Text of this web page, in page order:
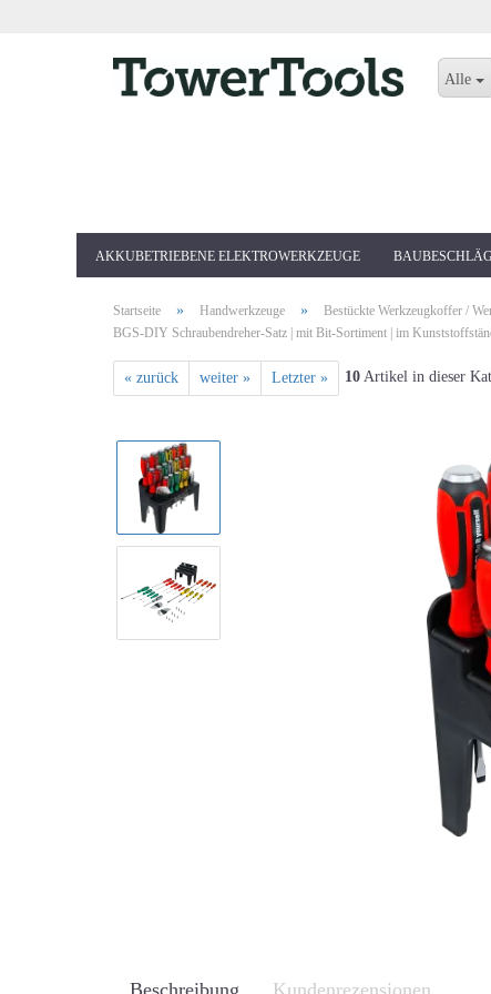
Alle
AKKUBETRIEBENE ELEKTROWERKZEUGE
Startseite » Handwerkzeuge » Bestückte Werkzeugkoffer /
BGS-DIY Schraubendreher-Satz | mit Bit-Sortiment | im
« zurück weiter » Letzter » 10 Artikel in dieser
Beschreibung Kundenrezensionen